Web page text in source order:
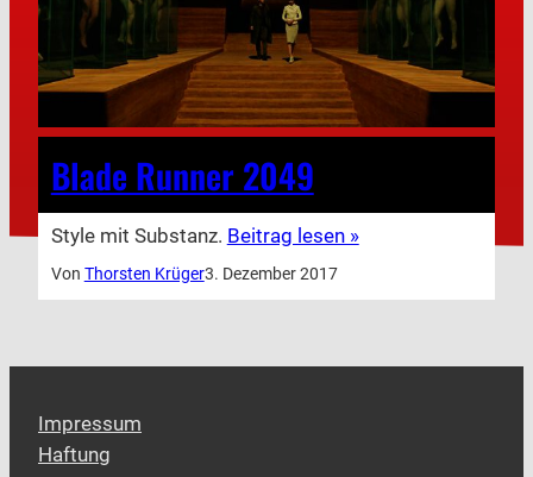
Blade Runner 2049
Style mit Substanz. Beitrag lesen »
Von Thorsten Krüger3. Dezember 2017
Impressum
Haftung